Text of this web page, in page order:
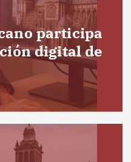
participa
digital de